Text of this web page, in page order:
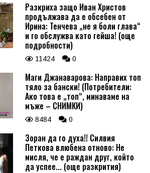
Разкриха защо Иван Христов
продължава да е обсебен от
Ирина: Тенчева „не я боли глава“
и го обслужва като гейша! (още
подробности)
11424 0
Маги Джанаварова: Направих топ
тяло за бански! (Потребители:
Ако това е „топ“, минаваме на
мъже – СНИМКИ)
8484 0
Зоран да го духа!! Силвия
Петкова влюбена отново: Не
мисля, че е раждан друг, който
да успее... (още разкрития)